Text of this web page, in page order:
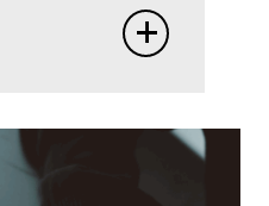
+
:
deux